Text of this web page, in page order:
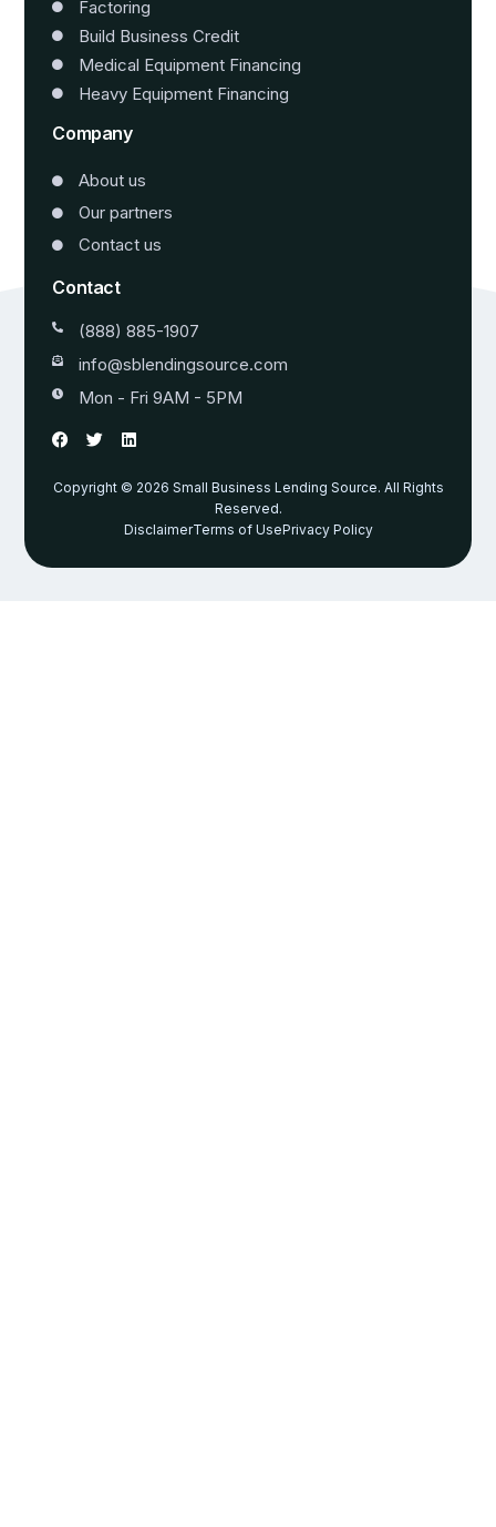
Factoring
Build Business Credit
Medical Equipment Financing
Heavy Equipment Financing
Company
About us
Our partners
Contact us
Contact
(888) 885-1907
info@sblendingsource.com
Mon - Fri 9AM - 5PM
Copyright © 2026 Small Business Lending Source. All Rights
Reserved.
DisclaimerTerms of UsePrivacy Policy